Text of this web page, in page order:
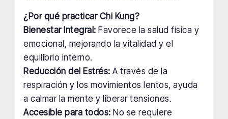
¿Por qué practicar Chi Kung?
Bienestar Integral: Favorece la salud física y
emocional, mejorando la vitalidad y el
equilibrio interno.
Reducción del Estrés: A través de la
respiración y los movimientos lentos, ayuda
a calmar la mente y liberar tensiones.
Accesible para todos: No se requiere